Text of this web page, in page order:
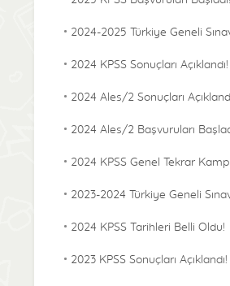
2024-2025 Türkiye Geneli
2024 KPSS Sonuçları Açıklandı!
2024 Ales/2 Sonuçları
2024 Ales/2 Başvuruları
2024 KPSS Genel Tekrar Kamp
2023-2024 Türkiye Geneli
2024 KPSS Tarihleri Belli Oldu!
2023 KPSS Sonuçları Açıklandı!